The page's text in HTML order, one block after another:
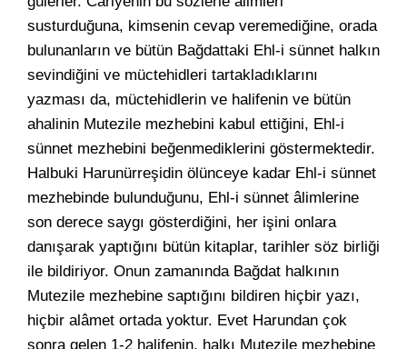
susturduğuna, kimsenin cevap veremediğine, orada
bulunanların ve bütün Bağdattaki Ehl-i sünnet halkın
sevindiğini ve müctehidleri tartakladıklarını
yazması da, müctehidlerin ve halifenin ve bütün
ahalinin Mutezile mezhebini kabul ettiğini, Ehl-i
sünnet mezhebini beğenmediklerini göstermektedir.
Halbuki Harunürreşidin ölünceye kadar Ehl-i sünnet
mezhebinde bulunduğunu, Ehl-i sünnet âlimlerine
son derece saygı gösterdiğini, her işini onlara
danışarak yaptığını bütün kitaplar, tarihler söz birliği
ile bildiriyor. Onun zamanında Bağdat halkının
Mutezile mezhebine saptığını bildiren hiçbir yazı,
hiçbir alâmet ortada yoktur. Evet Harundan çok
sonra gelen 1-2 halifenin, halkı Mutezile mezhebine